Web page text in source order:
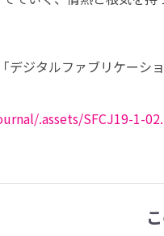
デジタルファブリケーシ
.assets/SFCJ19-1-